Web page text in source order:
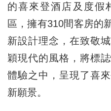
的喜來登酒店及度假
區，擁有310間客房的
新設計理念，在致敬
穎現代的風格，將標
體驗之中，呈現了喜
新願景。